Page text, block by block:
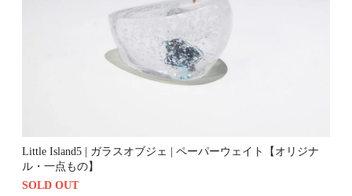
Little Island5 | ガラスオブジェ | ペーパーウェイト【オリジナ
ル・一点もの】
SOLD OUT